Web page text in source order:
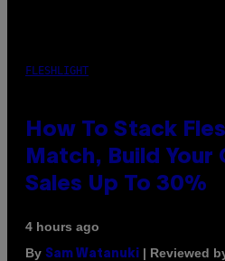
FLESHLIGHT
How To Stack
Match, Build Your
Sales Up To 30%
4 hours ago
By Sam Watanuki | Reviewed